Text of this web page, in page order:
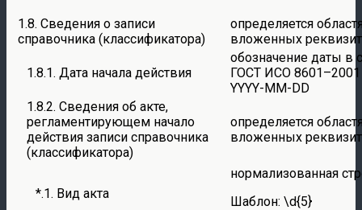
1.8. Сведения о записи
справочника (классификатора)
определяется
вложенных
1.8.1. Дата начала действия
обозначение даты в
ГОСТ ИСО
YYYY-MM-DD
1.8.2. Сведения об акте,
регламентирующем начало
действия записи справочника
(классификатора)
определяется
вложенных
*.1. Вид акта
нормализованная
Шаблон: \d{5}